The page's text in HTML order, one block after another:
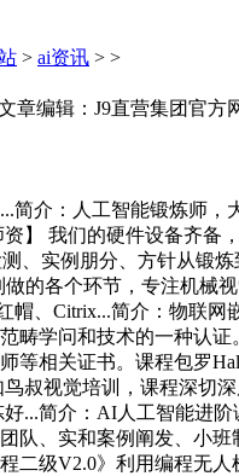
> ai资讯 > >
章编辑：J9直营集团官
介：人工智能锻炼师，
】 我们的硬件设备齐备
、实例朋分、方针从锻
的各个环节，专注机械
帽、Citrix...简介：物联
畴学问和技术的一种认
等相关证书。课程包罗
叔视觉培训，课程深切
...简介：AI人工智能进
队、实和案例阐发、小
二级V2.0》利用编程无